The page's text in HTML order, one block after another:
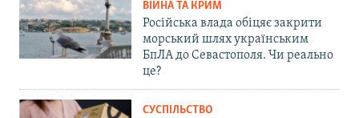
ВІЙНА ТА КРИМ
Російська влада обіцяє закрити
морський шлях українським
БпЛА до Севастополя. Чи реально
це?
СУСПІЛЬСТВО